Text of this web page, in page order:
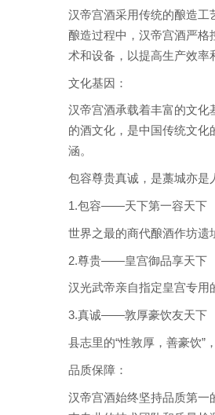
汉帝宫酒采用传统的酿造工
酿造过程中，汉帝宫酒严
术和设备，以提高生产效率
文化基因：
汉帝宫酒承载着丰富的文化
的酒文化，是中国传统文化
涵。
包容尊贵真诚，是藁城亦是
1.包容——天下第一容天下
世界之最的商代酿酒作坊遗
2.尊贵——皇宫御品享天下
汉光武帝亲自指定皇宫专用
3.真诚——敦厚豪饮友天下
县志里的“性敦厚，善豪饮”
品质保障：
汉帝宫酒始终坚持品质第一